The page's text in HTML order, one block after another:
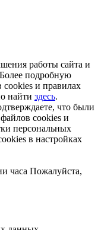
работы сайта и
подробную
и правилах
найти здесь.
что были
cookies и
персональных
в настройках
часа Пожалуйста,